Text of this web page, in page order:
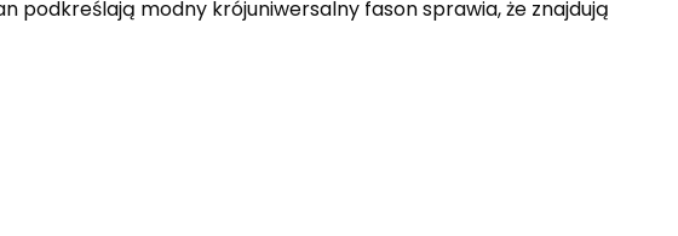
podkreślają modny krójuniwersalny fason sprawia, że znajdują